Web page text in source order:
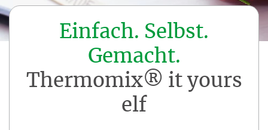
Einfach. Selbst.
Gemacht.
Thermomix® it yours
elf